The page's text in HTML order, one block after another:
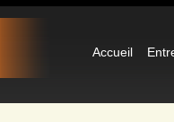
Accueil